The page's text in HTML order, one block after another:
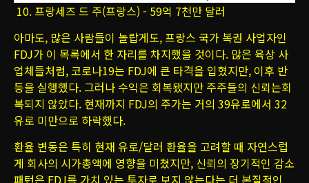
10. 프랑세즈 드 주(프랑스) - 59억 7천만 달러
아마도, 많은 사람들이 놀랍게도, 프랑스 국가 복권 사업자인
FDJ가 이 목록에서 한 자리를 차지했을 것이다. 많은 육상 사
업체들처럼, 코로나19는 FDJ에 큰 타격을 입혔지만, 이후 반
등을 실행했다. 그러나 수익은 회복됐지만 주주들의 신뢰는회
복되지 않았다. 현재까지 FDJ의 주가는 거의 39유로에서 32
유로 미만으로 하락했다.
환율 변동은 특히 현재 유로/달러 환율을 고려할 때 자연스럽
게 회사의 시가총액에 영향을 미쳤지만, 신뢰의 장기적인 감소
패턴은 FDJ를 가치 있는 투자로 보지 않는다는 더 본질적인